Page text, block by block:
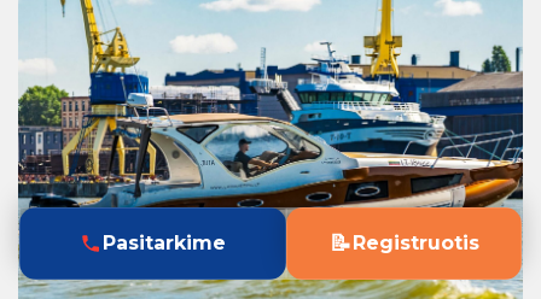
Pasitarkime 📝Registruotis